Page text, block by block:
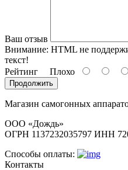
Ваш отзыв
Внимание: HTML не
текст!
Рейтинг Плохо
Продолжить
Магазин самогонных
ООО «Дождь»
ОГРН 1137232035797 ИНН
Способы оплаты:
Контакты